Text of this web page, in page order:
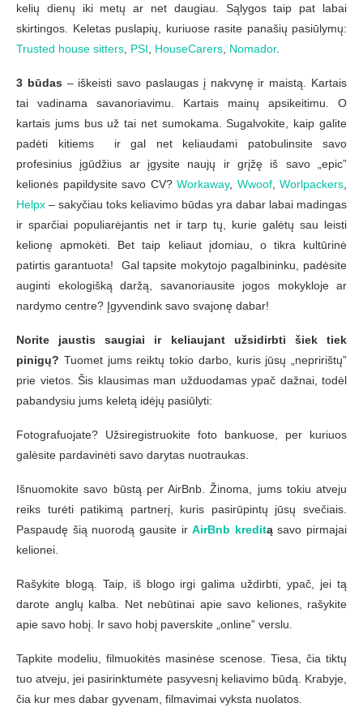
kelių dienų iki metų ar net daugiau. Sąlygos taip pat labai
skirtingos. Keletas puslapių, kuriuose rasite panašių pasiūlymų:
Trusted house sitters PSI HouseCarers Nomador.
3 būdas – iškeisti savo paslaugas į nakvynę ir maistą. Kartais
tai vadinama savanoriavimu. Kartais mainų apsikeitimu. O
kartais jums bus už tai net sumokama. Sugalvokite, kaip galite
padėti kitiems ir gal net keliaudami patobulinsite savo
profesinius įgūdžius ar įgysite naujų ir grįžę iš savo „epic”
kelionės papildysite savo CV? Workaway, Wwoof, Worlpackers
Helpx – sakyčiau toks keliavimo būdas yra dabar labai madingas
ir sparčiai populiarėjantis net ir tarp tų, kurie galėtų sau leisti
kelionę apmokėti. Bet taip keliaut įdomiau, o tikra kultūrinė
patirtis garantuota! Gal tapsite mokytojo pagalbininku, padėsite
auginti ekologišką daržą, savanoriausite jogos mokykloje ar
nardymo centre? Įgyvendink savo svajonę dabar!
Norite jaustis saugiai ir keliaujant užsidirbti šiek tiek
pinigų? Tuomet jums reiktų tokio darbo, kuris jūsų „nepririštų”
prie vietos. Šis klausimas man užduodamas ypač dažnai, todėl
pabandysiu jums keletą idėjų pasiūlyti:
Fotografuojate? Užsiregistruokite foto bankuose, per kuriuos
galėsite pardavinėti savo darytas nuotraukas.
Išnuomokite savo būstą per AirBnb. Žinoma, jums tokiu atveju
reiks turėti patikimą partnerį, kuris pasirūpintų jūsų svečiais.
Paspaudę šią nuorodą gausite irAirBnb kreditąsavo pirmajai
kelionei.
Rašykite blogą. Taip, iš blogo irgi galima uždirbti, ypač, jei tą
darote anglų kalba. Net nebūtinai apie savo keliones, rašykite
apie savo hobį. Ir savo hobį paverskite „online” verslu.
Tapkite modeliu, filmuokitės masinėse scenose. Tiesa, čia tiktų
tuo atveju, jei pasirinktumėte pasyvesnį keliavimo būdą. Krabyje,
čia kur mes dabar gyvenam, filmavimai vyksta nuolatos.